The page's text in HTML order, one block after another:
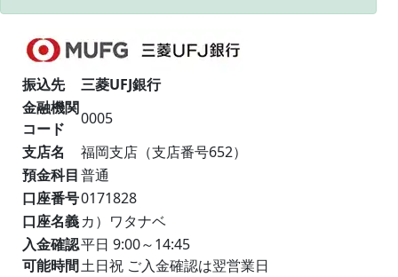
振込先
三菱UFJ銀行
金融機関
コード
0005
支店名
福岡支店（支店番号652）
預金科目普通
口座番号0171828
口座名義カ）ワタナベ
入金確認
可能時間
平日 9:00～14:45
土日祝 ご入金確認は翌営業日